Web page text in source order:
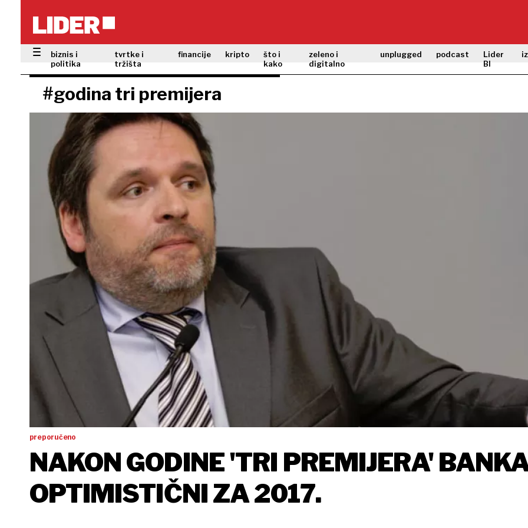
biznis i
politika
tvrtke i
tržišta
financije kripto
što i
kako
zeleno i
digitalno
unplugged podcast
Lider
BI
#godina tri premijera
preporučeno
NAKON GODINE 'TRI PREMIJERA'
OPTIMISTIČNI ZA 2017.